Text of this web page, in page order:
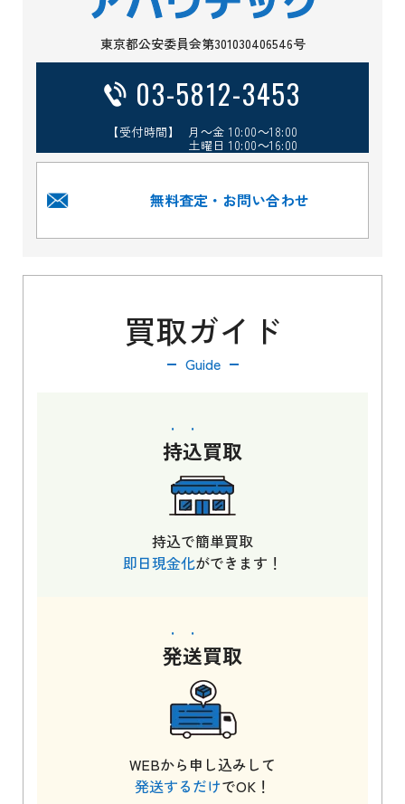
東京都公安委員会第301030406546号
03-5812-3453
【受付時間】 月～金 10:00～18:00
土曜日 10:00～16:00
無料査定・お問い合わせ
買取ガイド
Guide
持込買取
持込で簡単買取
即日現金化ができます！
発送買取
WEBから申し込みして
発送するだけでOK！